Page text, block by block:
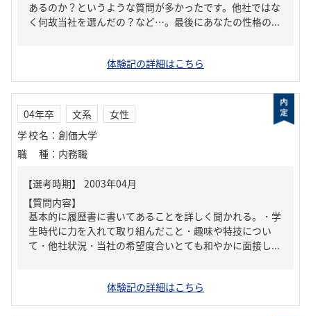
あるのか？というような質問が多かったです。他社ではな
く何故当社を選んだの？など…。最後にあなたの性格の...
体験記の詳細はこちら
04年卒 文系
女性
学校名 ： 創価大学
職種 ： 内務職
【質問内容】
基本的に履歴書に書いてあることを詳しく聞かれる。・学
生時代に力を入れて取り組んだこと・趣味や特技につい
て・他社状況・当社の希望度合いとても和やかに面接し...
体験記の詳細はこちら